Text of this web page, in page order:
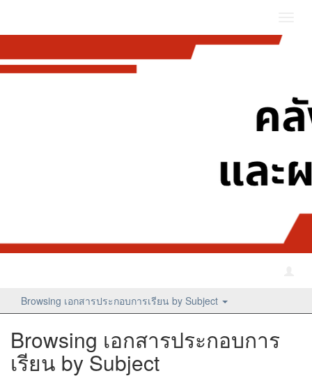
Browsing เอกสารประกอบการเรียน by Subject
Browsing เอกสารประกอบการ
เรียน by Subject